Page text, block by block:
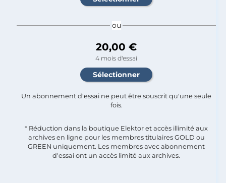
ou
20,00 €
4 mois d'essai
Un abonnement d'essai ne peut être souscrit qu'une seule
fois.​
* Réduction dans la boutique Elektor et accès illimité aux
archives en ligne pour les membres titulaires GOLD ou
GREEN uniquement. Les membres avec abonnement
d'essai ont un accès limité aux archives.